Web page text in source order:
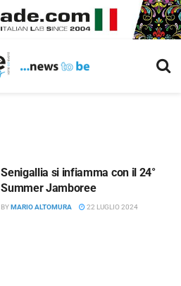
Senigallia si infiamma con il 24°
Summer Jamboree
BYMARIO ALTOMURA 22 LUGLIO 2024